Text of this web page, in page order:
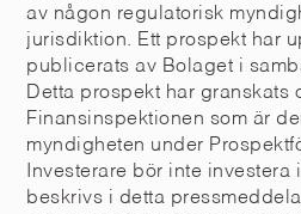
av någon regulatorisk
jurisdiktion. Ett prospekt har
publicerats av Bolaget i
Detta prospekt har granskats
Finansinspektionen som är
myndigheten under
Investerare bör inte
beskrivs i detta